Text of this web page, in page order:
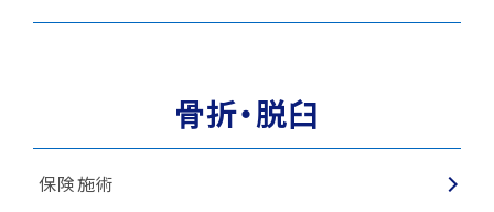
骨折・脱臼
保険施術